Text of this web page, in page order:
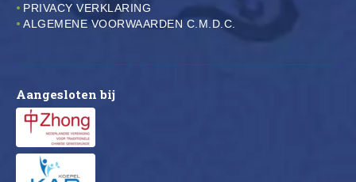
PRIVACY VERKLARING
ALGEMENE VOORWAARDEN C.M.D.C.
Aangesloten bij